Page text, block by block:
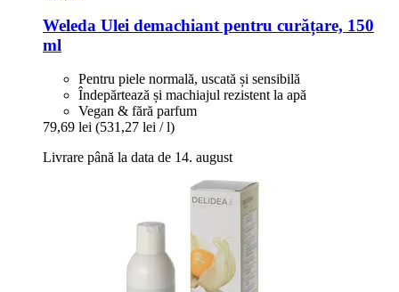
Weleda Ulei demachiant pentru curățare, 150
ml
Pentru piele normală, uscată și sensibilă
Îndepărtează și machiajul rezistent la apă
Vegan & fără parfum
79,69 lei (531,27 lei / l)
Livrare până la data de 14. august